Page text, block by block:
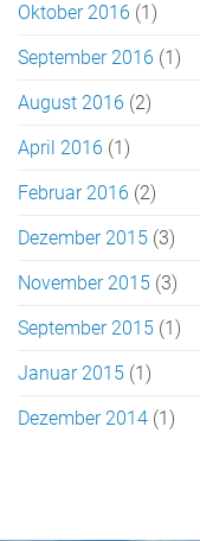
Oktober 2016 (1)
September 2016 (1)
August 2016 (2)
April 2016 (1)
Februar 2016 (2)
Dezember 2015 (3)
November 2015 (3)
September 2015 (1)
Januar 2015 (1)
Dezember 2014 (1)